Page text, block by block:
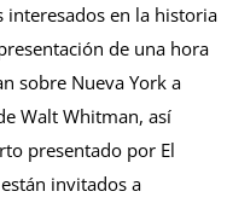
interesados en la historia
de una hora
sobre Nueva York a
Walt Whitman, así
presentado por El
invitados a